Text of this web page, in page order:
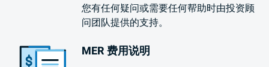
您有任何疑问或需要任何帮助时由投资顾
问团队提供的支持。
MER费用说明